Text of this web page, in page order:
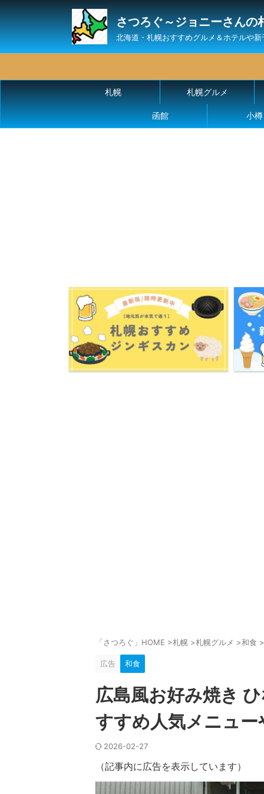
さつろぐ～ジョニーさんの
北海道・札幌おすすめグルメ＆ホテルや
札幌 札幌グルメ
函館 小樽
「さつろぐ」HOME >札幌 >札幌グルメ >和食 >
広告 和食
広島風お好み焼き
すすめ人気メニュー
2026-02-27
（記事内に広告を表示しています）